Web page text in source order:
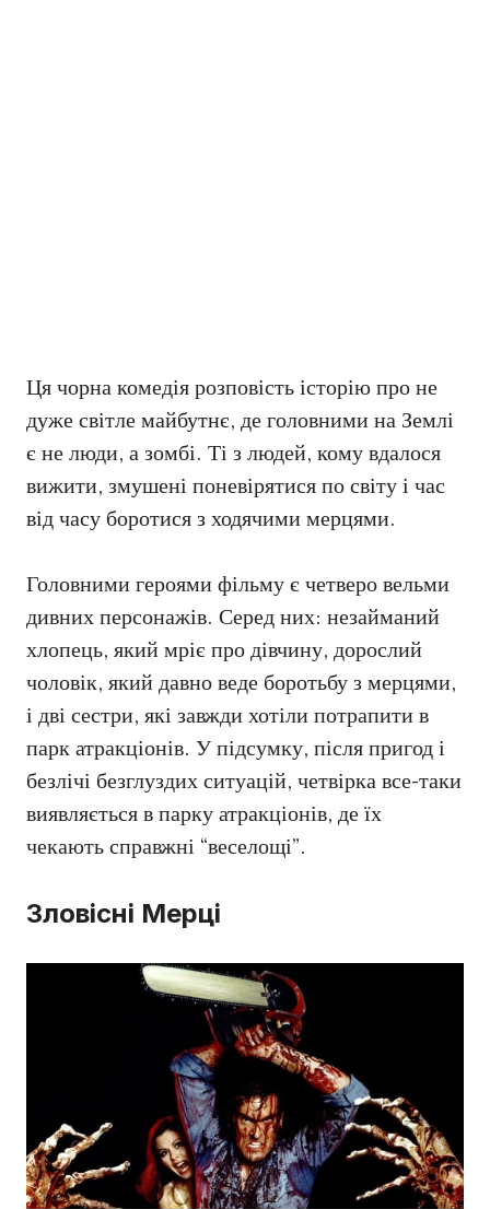
Ця чорна комедія розповість історію про не
дуже світле майбутнє, де головними на Землі
є не люди, а зомбі. Ті з людей, кому вдалося
вижити, змушені поневірятися по світу і час
від часу боротися з ходячими мерцями.
Головними героями фільму є четверо вельми
дивних персонажів. Серед них: незайманий
хлопець, який мріє про дівчину, дорослий
чоловік, який давно веде боротьбу з мерцями,
і дві сестри, які завжди хотіли потрапити в
парк атракціонів. У підсумку, після пригод і
безлічі безглуздих ситуацій, четвірка все-таки
виявляється в парку атракціонів, де їх
чекають справжні “веселощі”.
Зловісні Мерці